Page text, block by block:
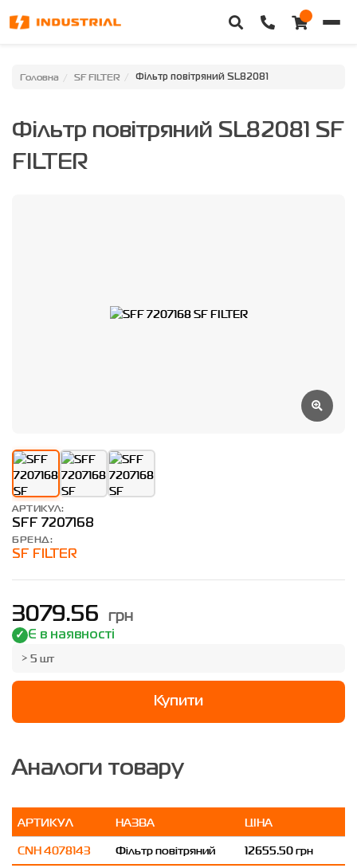
Головна
Категорії
Особистий кабінет
Головна SF FILTER Фільтр повітряний SL82081
Фільтр повітряний SL82081 SF
FILTER
АРТИКУЛ:
SFF 7207168
БРЕНД:
SF FILTER
3079.56 грн
Є в наявності
> 5 шт
Купити
Аналоги товару
АРТИКУЛ НАЗВА
ЦІНА
CNH 4078143
Фільтр повітряний 12655.50 грн